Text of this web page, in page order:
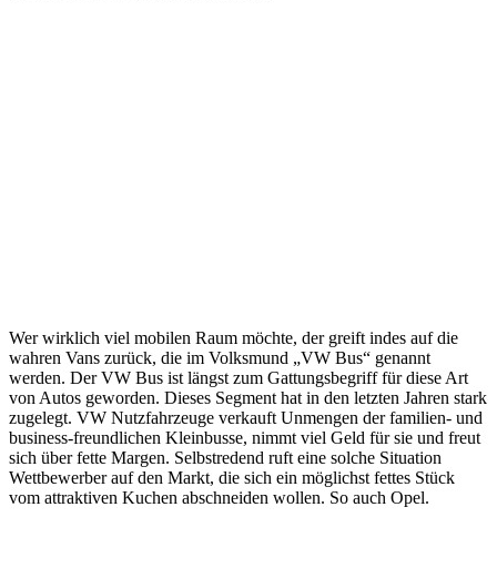
Wer wirklich viel mobilen Raum möchte, der greift indes auf die
wahren Vans zurück, die im Volksmund „VW Bus“ genannt
werden. Der VW Bus ist längst zum Gattungsbegriff für diese Art
von Autos geworden. Dieses Segment hat in den letzten Jahren stark
zugelegt. VW Nutzfahrzeuge verkauft Unmengen der familien- und
business-freundlichen Kleinbusse, nimmt viel Geld für sie und freut
sich über fette Margen. Selbstredend ruft eine solche Situation
Wettbewerber auf den Markt, die sich ein möglichst fettes Stück
vom attraktiven Kuchen abschneiden wollen. So auch Opel.